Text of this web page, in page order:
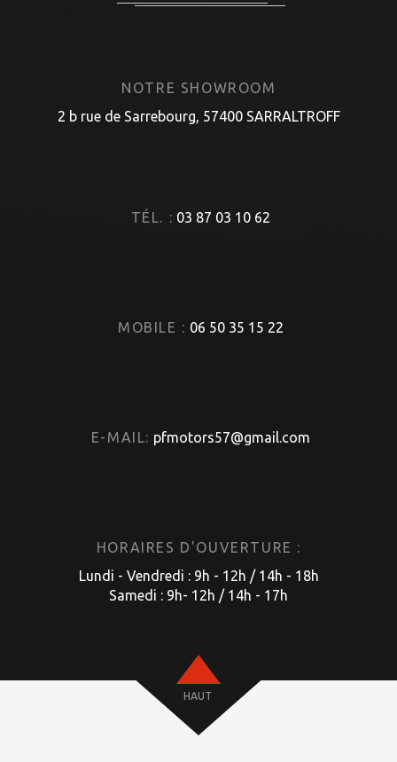
NOTRE SHOWROOM
2 b rue de Sarrebourg, 57400 SARRALTROFF
TÉL. : 03 87 03 10 62
MOBILE : 06 50 35 15 22
E-MAIL: pfmotors57@gmail.com
HORAIRES D'OUVERTURE :
Lundi - Vendredi : 9h - 12h / 14h - 18h
Samedi : 9h- 12h / 14h - 17h
HAUT